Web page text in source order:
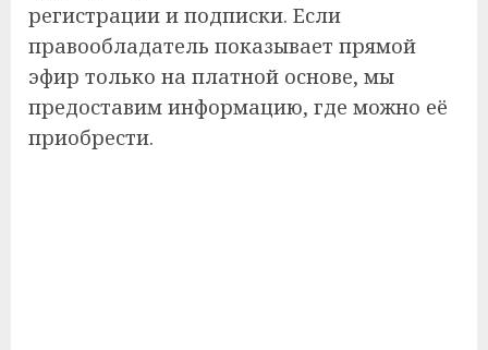
регистрации и подписки. Если
правообладатель показывает прямой
эфир только на платной основе, мы
предоставим информацию, где можно её
приобрести.